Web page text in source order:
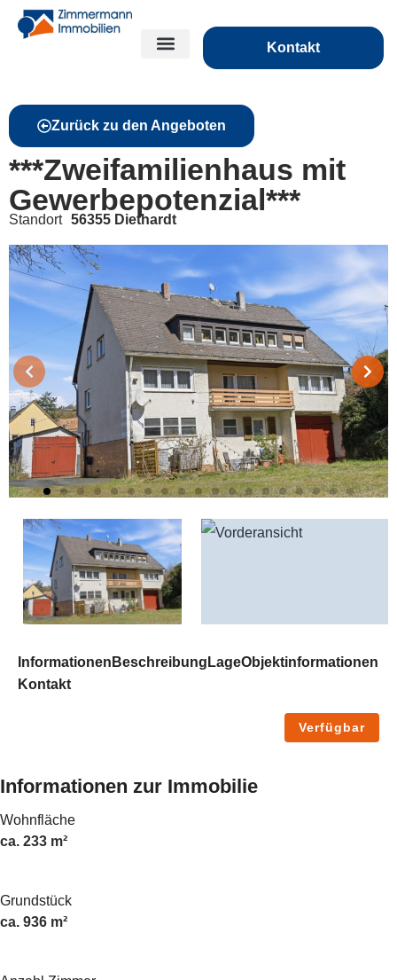
Kontakt
Zurück zu den Angeboten
***Zweifamilienhaus mit
Gewerbepotenzial***
Standort 56355 Diethardt
Informationen Beschreibung LageObjektinformationen
Kontakt
Verfügbar
Informationen zur Immobilie
Wohnfläche
ca. 233 m²
Grundstück
ca. 936 m²